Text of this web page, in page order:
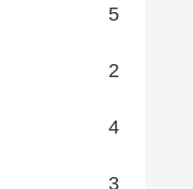
5
2
4
3